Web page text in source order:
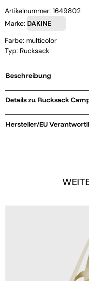
Artikelnummer: 1649802
Marke: DAKINE
Farbe: multicolor
Typ: Rucksack
Beschreibung
Details
Hersteller/EU